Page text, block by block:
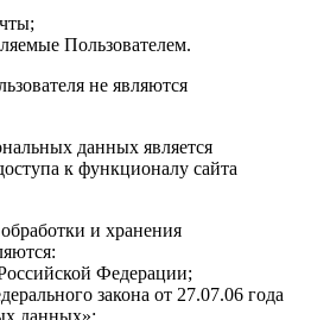
Пользователем.
не являются
данных является
к функционалу сайта
и хранения
Федерации;
закона от 27.07.06 года
данных»;